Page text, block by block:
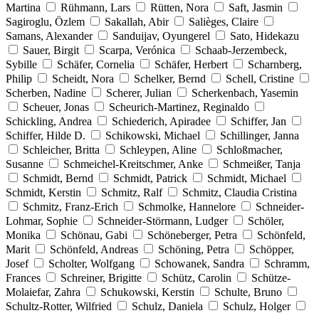
Martina
Rühmann, Lars Rütten, Nora
Saft, Jasmin
Sagiroglu, Özlem
Sakallah, Abir
Salièges, Claire
Samans, Alexander
Sanduijav, Oyungerel
Sato, Hidekazu
Sauer, Birgit
Scarpa, Verónica
Schaab-Jerzembeck,
Sybille
Schäfer, Cornelia Schäfer, Herbert
Scharnberg,
Philip
Scheidt, Nora Schelker, Bernd
Schell, Cristine
Scherben, Nadine
Scherer, Julian
Scherkenbach, Yasemin
Scheuer, Jonas
Scheurich-Martinez, Reginaldo
Schickling, Andrea
Schiederich, Apiradee
Schiffer, Jan
Schiffer, Hilde D.
Schikowski, Michael
Schillinger, Janna
Schleicher, Britta
Schleypen, Aline
Schloßmacher,
Susanne
Schmeichel-Kreitschmer, Anke
Schmeißer, Tanja
Schmidt, Bernd
Schmidt, Patrick
Schmidt, Michael
Schmidt, Kerstin
Schmitz, Ralf
Schmitz, Claudia Cristina
Schmitz, Franz-Erich
Schmolke, Hannelore
Schneider-
Lohmar, Sophie
Schneider-Störmann, Ludger
Schöler,
Monika
Schönau, Gabi Schöneberger, Petra
Schönfeld,
Marit
Schönfeld, Andreas Schöning, Petra
Schöpper,
Josef
Scholter, Wolfgang Schowanek, Sandra
Schramm,
Frances
Schreiner, Brigitte Schütz, Carolin
Schütze-
Molaiefar, Zahra
Schukowski, Kerstin
Schulte, Bruno
Schultz-Rotter, Wilfried
Schulz, Daniela
Schulz, Holger